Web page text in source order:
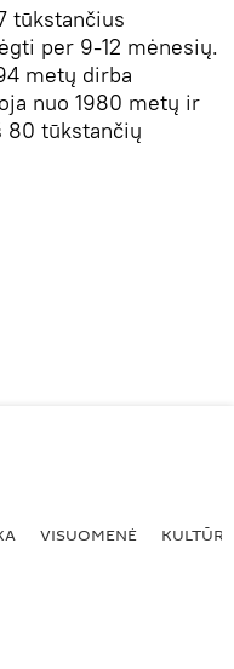
tūkstančius
per 9-12 mėnesių.
metų dirba
nuo 1980 metų ir
80 tūkstančių
VISUOMENĖ KULTŪRA